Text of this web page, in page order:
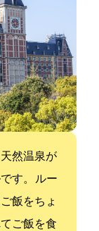
然温泉が
す。 ルー
飯をちょ
ご飯を食